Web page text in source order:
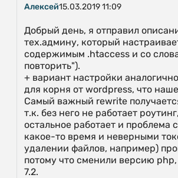
Алексей15.03.2019 11:09
Добрый день, я отправил
тех.админу, который
содержимым .htaccess и со
повторить").
+ вариант настройки
для корня от wordpress, что
Самый важный rewrite
т.к. без него не работает
остальное работает и проблема
какое-то время и неверными
удалении файлов, например)
потому что сменили версию php,
7.2.